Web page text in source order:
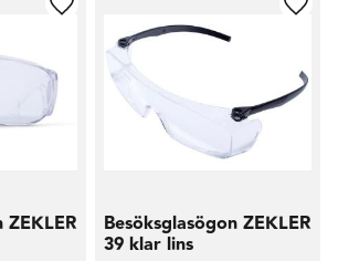
ZEKLER
Lägg till i favoriter
Besöksglasögon ZEKLER
39 klar lins